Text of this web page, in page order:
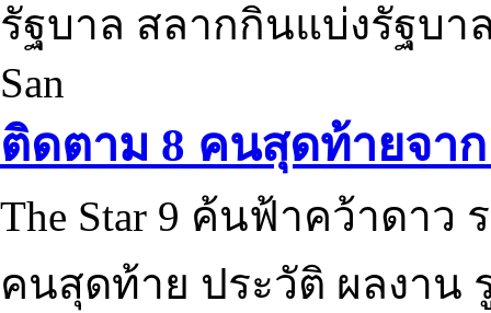
รัฐบาล สลากกินแบ่งรัฐบา
San
ติดตาม 8 คนสุดท้ายจาก
The Star 9 ค้นฟ้าคว้าดาว
คนสุดท้าย ประวัติ ผลงาน